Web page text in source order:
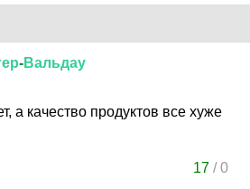
-Вальдау
а качество продуктов все хуже
17 /0